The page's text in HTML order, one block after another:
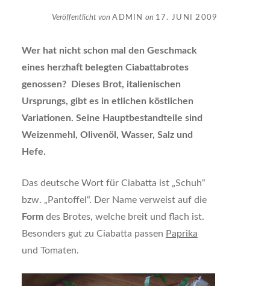
Veröffentlicht vonADMIN on 17. JUNI 2009
Wer hat nicht schon mal den Geschmack
eines herzhaft belegten Ciabattabrotes
genossen? Dieses Brot, italienischen
Ursprungs, gibt es in etlichen köstlichen
Variationen. Seine Hauptbestandteile sind
Weizenmehl, Olivenöl, Wasser, Salz und
Hefe.
Das deutsche Wort für Ciabatta ist „Schuh“
bzw. „Pantoffel“. Der Name verweist auf die
Formdes Brotes, welche breit und flach ist.
Besonders gut zu Ciabatta passen Paprika
und Tomaten.